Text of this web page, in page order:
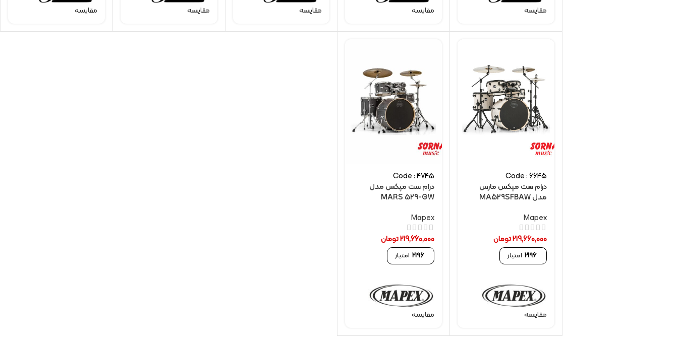
مقایسه مقایسه مقایسه مقایسه مقایسه
Code : 6645
درام ست مپکس مارس
مدل MA529SFBAW
Mapex
219,660,000تومان
2196 امتیاز
مقایسه
Code : 4745
درام ست مپکس مدل
MARS 529-GW
Mapex
219,660,000تومان
2196 امتیاز
مقایسه